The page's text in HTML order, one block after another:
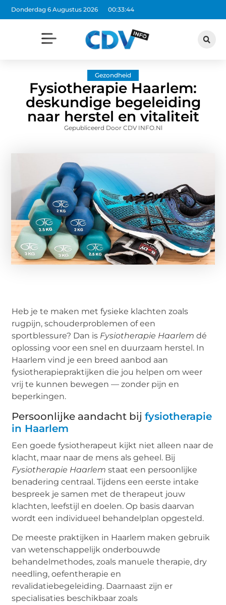
Donderdag 6 Augustus 2026 00:33:45
Gezondheid
Fysiotherapie Haarlem:
deskundige begeleiding
naar herstel en vitaliteit
Gepubliceerd Door CDV INFO.nl
Heb je te maken met fysieke klachten zoals
rugpijn, schouderproblemen of een
sportblessure? Dan is Fysiotherapie Haarlem dé
oplossing voor een snel en duurzaam herstel. In
Haarlem vind je een breed aanbod aan
fysiotherapiepraktijken die jou helpen om weer
vrij te kunnen bewegen — zonder pijn en
beperkingen.
Persoonlijke aandacht bijfysiotherapie
in Haarlem
Een goede fysiotherapeut kijkt niet alleen naar de
klacht, maar naar de mens als geheel. Bij
Fysiotherapie Haarlem staat een persoonlijke
benadering centraal. Tijdens een eerste intake
bespreek je samen met de therapeut jouw
klachten, leefstijl en doelen. Op basis daarvan
wordt een individueel behandelplan opgesteld.
De meeste praktijken in Haarlem maken gebruik
van wetenschappelijk onderbouwde
behandelmethodes, zoals manuele therapie, dry
needling, oefentherapie en
revalidatiebegeleiding. Daarnaast zijn er
specialisaties beschikbaar zoals